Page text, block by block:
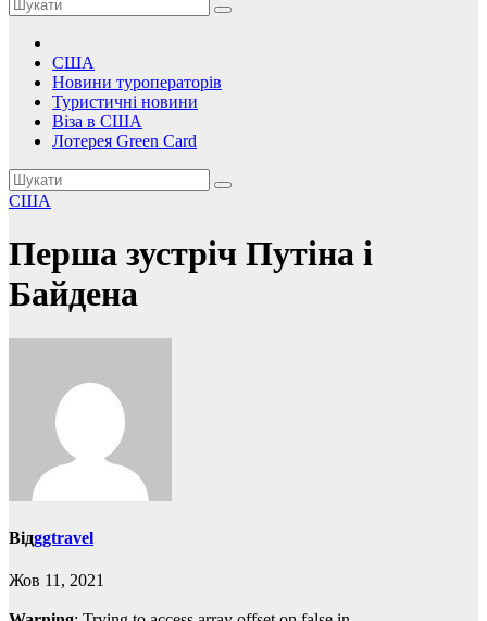
США
Новини туроператорів
Туристичні новини
Віза в США
Лотерея Green Card
США
Перша зустріч Путіна і
Байдена
Відggtravel
Жов 11, 2021